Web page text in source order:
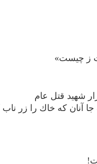
ز چیست»
شهید قتل عام
آنان كه خاك را زر ناب